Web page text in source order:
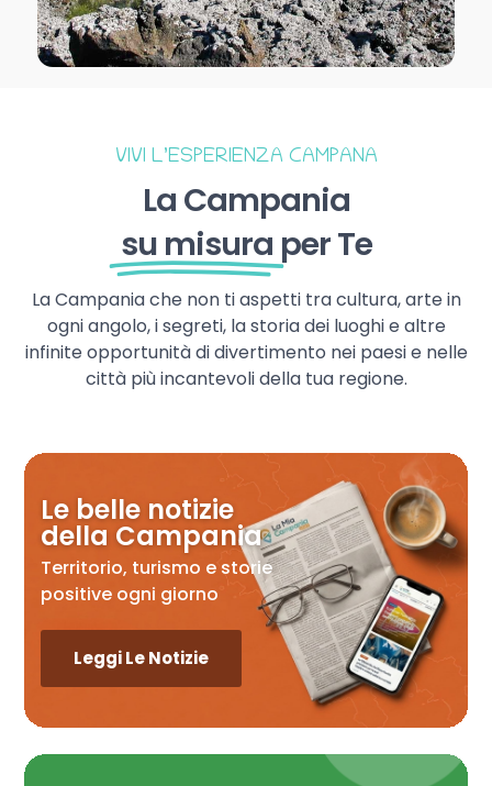
VIVI L’ESPERIENZA CAMPANA
La Campania
su misura per Te
La Campania che non ti aspetti tra cultura, arte in
ogni angolo, i segreti, la storia dei luoghi e altre
infinite opportunità di divertimento nei paesi e nelle
città più incantevoli della tua regione.
Le belle notizie
della Campania
Territorio, turismo e storie
positive ogni giorno
Leggi Le Notizie